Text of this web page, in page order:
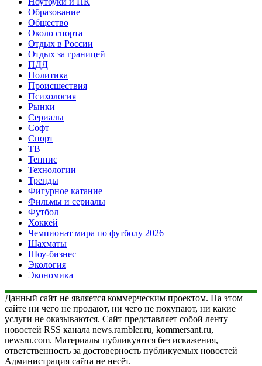
Образование
Общество
Около спорта
Отдых в России
Отдых за границей
ПДД
Политика
Происшествия
Психология
Рынки
Сериалы
Софт
Спорт
ТВ
Теннис
Технологии
Тренды
Фигурное катание
Фильмы и сериалы
Футбол
Хоккей
Чемпионат мира по футболу 2026
Шахматы
Шоу-бизнес
Экология
Экономика
Данный сайт не является коммерческим проектом. На этом
сайте ни чего не продают, ни чего не покупают, ни какие
услуги не оказываются. Сайт представляет собой ленту
новостей RSS канала news.rambler.ru, kommersant.ru,
newsru.com. Материалы публикуются без искажения,
ответственность за достоверность публикуемых новостей
Администрация сайта не несёт.